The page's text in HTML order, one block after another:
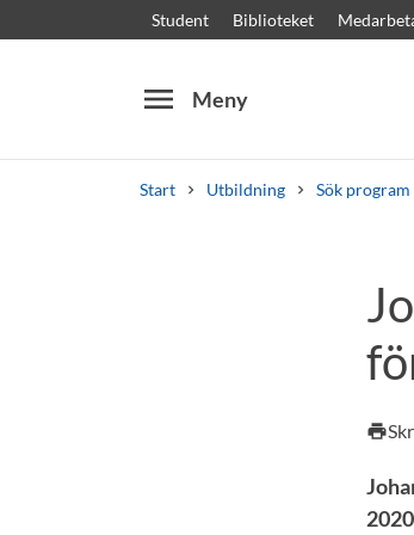
Student Biblioteket
menu Meny
Start Utbildning Sök program
print